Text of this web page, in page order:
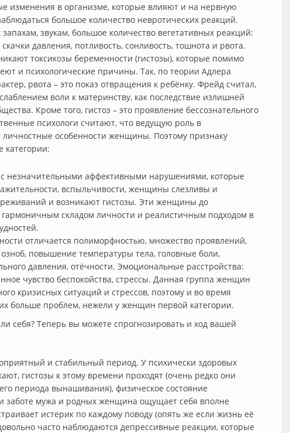
изменения в организме, которые влияют и на нервную
большое количество невротических реакций.
звукам, большое количество вегетативных реакций:
давления, потливость, сонливость, тошнота и рвота.
токсикозы беременности (гистозы), которые помимо
и психологические причины. Так, по теории Адлера
рвота – это показ отвращения к ребёнку. Фрейд считал,
воли к материнству, как последствие излишней
Кроме того, гистоз – это проявление бессознательного
психологи считают, что ведущую роль в
личностные особенности женщины. Поэтому признаку
незначительными аффективными нарушениями, которые
вспыльчивости, женщины слезливы и
и возникают гистозы. Эти женщины до
складом личности и реалистичным подходом в
отличается полиморфностью, множество проявлений,
повышение температуры тела, головные боли,
давления, отёчности. Эмоциональные расстройства:
чувство беспокойства, стрессы. Данная группа женщин
кризисных ситуаций и стрессов, поэтому и во время
больше проблем, нежели у женщин первой категории.
себя? Теперь вы можете спрогнозировать и ход вашей
и стабильный период. У психически здоровых
гистозы к этому времени проходят (очень редко они
периода вынашивания), физическое состояние
заботе мужа и родных женщина ощущает себя вполне
истерик по каждому поводу (опять же если жизнь её
часто наблюдаются депрессивные реакции, которые